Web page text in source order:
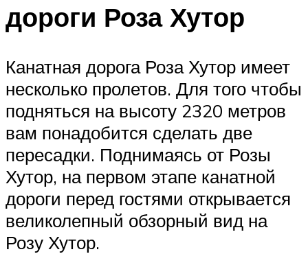
дороги Роза Хутор
Канатная дорога Роза Хутор имеет
несколько пролетов. Для того чтобы
подняться на высоту 2320 метров
вам понадобится сделать две
пересадки. Поднимаясь от Розы
Хутор, на первом этапе канатной
дороги перед гостями открывается
великолепный обзорный вид на
Розу Хутор.